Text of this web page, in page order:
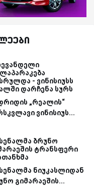
- ვინისიუსს
დარჩენა სურს
„რეალის“
ვინისიუს...
ბრუნო
ტრანსფერი
ნიუკასლიდან
გიმარაეშის...